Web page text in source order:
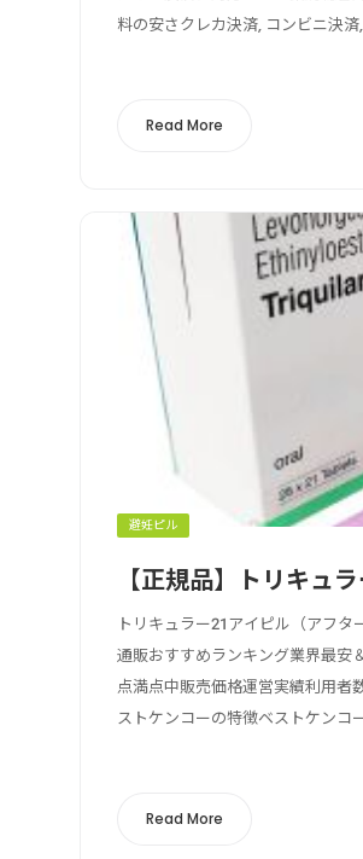
料の安さクレカ決済, コンビニ決
Read More
避妊ピル
【正規品】トリキュ
トリキュラー21アイピル（アフ
通販おすすめランキング業界最
点満点中販売価格運営実績利用者
ストケンコーの特徴ベストケンコ
Read More